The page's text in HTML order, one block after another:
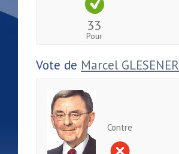
33
Pour
Vote de Marcel GLESENER
Contre